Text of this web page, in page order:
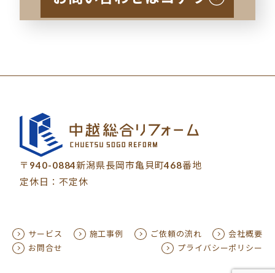
〒940-0884新潟県長岡市亀貝町468番地
定休日：不定休
サービス 施工事例 ご依頼の流れ
会社概要
お問合せ
プライバシーポリシー